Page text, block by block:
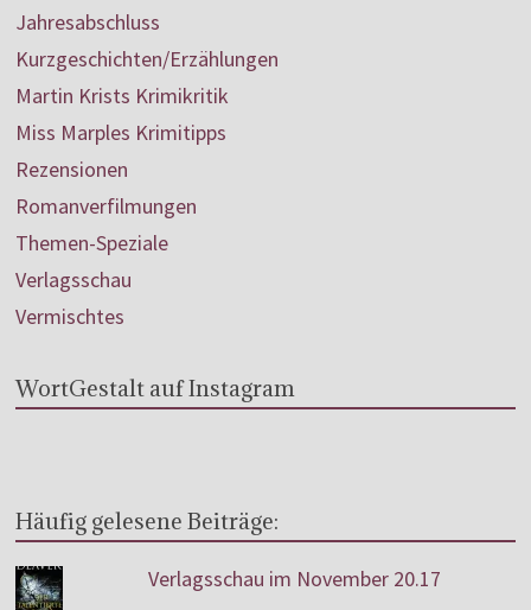
Jahresabschluss
Kurzgeschichten/Erzählungen
Martin Krists Krimikritik
Miss Marples Krimitipps
Rezensionen
Romanverfilmungen
Themen-Speziale
Verlagsschau
Vermischtes
WortGestalt auf Instagram
Häufig gelesene Beiträge:
Verlagsschau im November 20.17